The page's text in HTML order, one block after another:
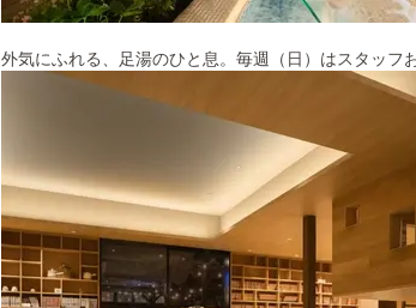
外気にふれる、足湯のひと息。毎週（日）はスタッフ